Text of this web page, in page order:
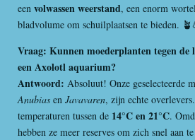
een volwassen weerstand, een enorm
bladvolume om schuilplaatsen te bieden.
Vraag: Kunnen moederplanten tegen de
een Axolotl aquarium?
Antwoord: Absoluut! Onze geselecteerde
Anubias en Javavaren, zijn echte
temperaturen tussen de 14°C en 21°C.
hebben ze meer reserves om zich snel aan